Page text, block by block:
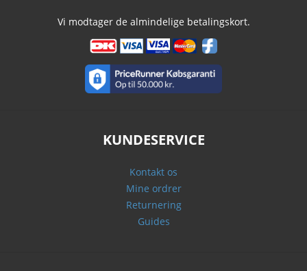
Vi modtager de almindelige betalingskort.
KUNDESERVICE
Kontakt os
Mine ordrer
Returnering
Guides